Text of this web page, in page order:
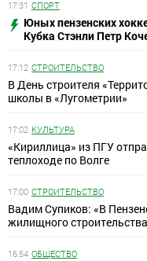
17:31 СПОРТ
Юных пензенских
Кубка Стэнли Петр
17:12 СТРОИТЕЛЬСТВО
В День строителя
школы в «Лугометрии»
17:02 КУЛЬТУРА
«Кириллица» из ПГУ
теплоходе по Волге
17:00 СТРОИТЕЛЬСТВО
Вадим Супиков: «В
жилищного
16:54 ОБЩЕСТВО